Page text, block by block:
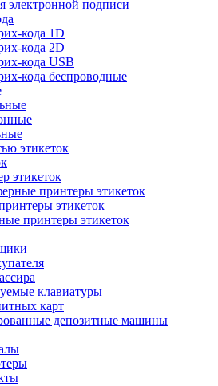
электронной подписи
кода 1D
кода 2D
кода USB
кода беспроводные
этикеток
этикеток
принтеры этикеток
этикеток
принтеры этикеток
клавиатуры
карт
депозитные машины